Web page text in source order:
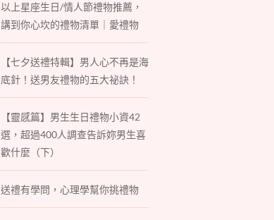
以上星座生日/情人節禮物推薦，
講到你心坎的禮物清單｜愛禮物
【七夕送禮特輯】男人心不再是海
底針！送男友禮物的五大祕訣！
【靈感篇】男生生日禮物小資42
選，超過400人調查告訴妳男生喜
歡什麼（下）
送禮有學問，心理學幫你挑禮物